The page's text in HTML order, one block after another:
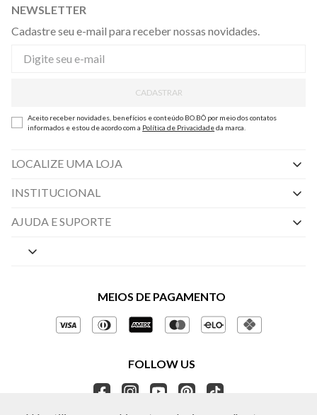
NEWSLETTER
Cadastre seu e-mail para receber nossas novidades.
CADASTRAR
Aceito receber novidades, benefícios e conteúdo BO.BÔ por meio dos contatos
informados e estou de acordo com a Política de Privacidadeda marca.
LOCALIZE UMA LOJA
INSTITUCIONAL
Nossas Lojas
Políticas de Privacidade
Gestão de Privacidade
Ética e Sustentabilidade
Seja um Revendedor
APP BO.BÔ
AJUDA E SUPORTE
Central de Preferências
Perguntas frequentes
Regulamentos e Promoções
MEIOS DE PAGAMENTO
FOLLOW US